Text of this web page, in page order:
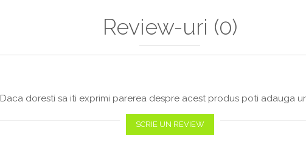
Review-uri (0)
Daca doresti sa iti exprimi parerea despre acest produs poti adauga
SCRIE UN REVIEW